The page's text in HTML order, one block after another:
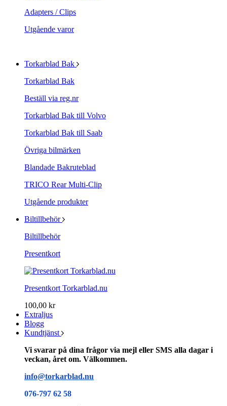
Adapters / Clips
Utgående varor
Torkarblad Bak
Torkarblad Bak
Beställ via reg.nr
Torkarblad Bak till Volvo
Torkarblad Bak till Saab
Övriga bilmärken
Blandade Bakruteblad
TRICO Rear Multi-Clip
Utgående produkter
Biltillbehör
Biltillbehör
Presentkort
Presentkort Torkarblad.nu
100,00 kr
Extraljus
Blogg
Kundtjänst
Vi svarar på dina frågor via mejl eller SMS alla dagar i
veckan, året om. Välkommen.
info@torkarblad.nu
076-797 62 58